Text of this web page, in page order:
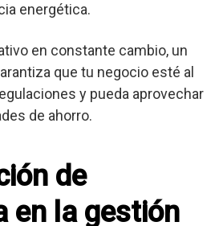
energética.
en constante cambio, un
que tu negocio esté al
y pueda aprovechar
de ahorro.
de
en la gestión